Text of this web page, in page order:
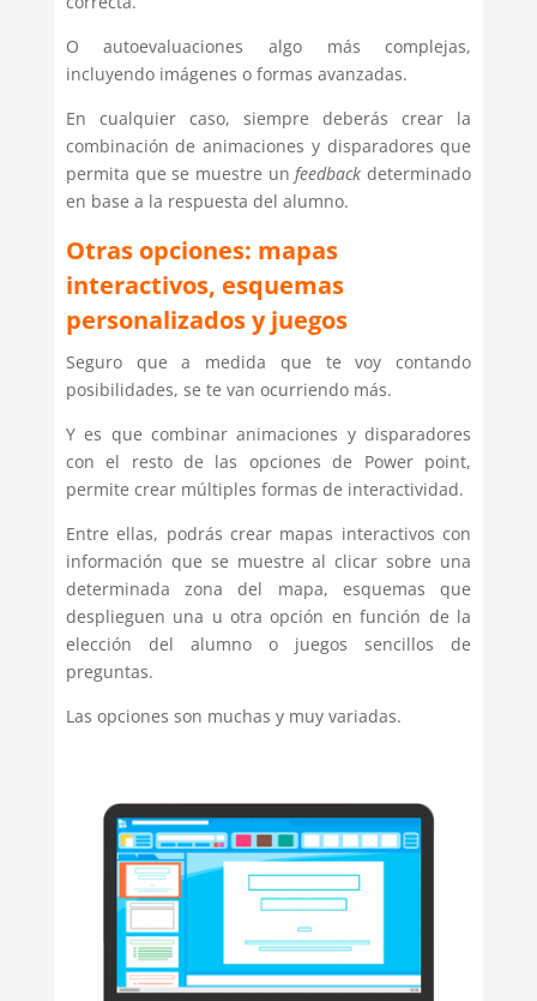
O autoevaluaciones algo más complejas,
incluyendo imágenes o formas avanzadas.
En cualquier caso, siempre deberás crear la
combinación de animaciones y disparadores que
permita que se muestre unfeedbackdeterminado
en base a la respuesta del alumno.
Otras opciones: mapas
interactivos, esquemas
personalizados y juegos
Seguro que a medida que te voy contando
posibilidades, se te van ocurriendo más.
Y es que combinar animaciones y disparadores
con el resto de las opciones de Power point,
permite crear múltiples formas de interactividad.
Entre ellas, podrás crear mapas interactivos con
información que se muestre al clicar sobre una
determinada zona del mapa, esquemas que
desplieguen una u otra opción en función de la
elección del alumno o juegos sencillos de
preguntas.
Las opciones son muchas y muy variadas.